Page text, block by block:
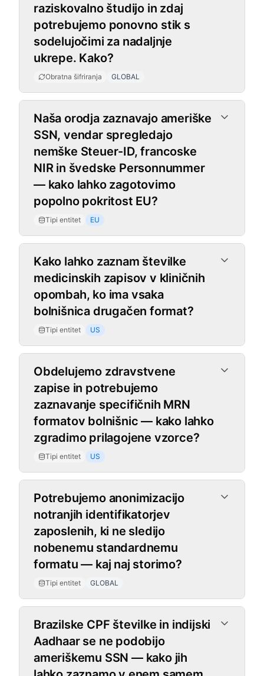
raziskovalno študijo in zdaj
potrebujemo ponovno stik s
sodelujočimi za nadaljnje
ukrepe. Kako?
Obratna šifriranja GLOBAL
Tipi entitet
Naša orodja zaznavajo ameriške
SSN, vendar spregledajo
nemške Steuer-ID, francoske
NIR in švedske Personnummer
— kako lahko zagotovimo
popolno pokritost EU?
Tipi entitet EU
Kako lahko zaznam številke
medicinskih zapisov v kliničnih
opombah, ko ima vsaka
bolnišnica drugačen format?
Tipi entitet US
Obdelujemo zdravstvene
zapise in potrebujemo
zaznavanje specifičnih MRN
formatov bolnišnic — kako lahko
zgradimo prilagojene vzorce?
Tipi entitet US
Potrebujemo anonimizacijo
notranjih identifikatorjev
zaposlenih, ki ne sledijo
nobenemu standardnemu
formatu — kaj naj storimo?
Tipi entitet GLOBAL
Brazilske CPF številke in indijski
Aadhaar se ne podobijo
ameriškemu SSN — kako jih